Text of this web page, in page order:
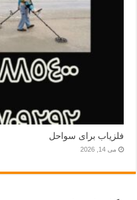
فلزیاب برای سواحل
می 14, 2026